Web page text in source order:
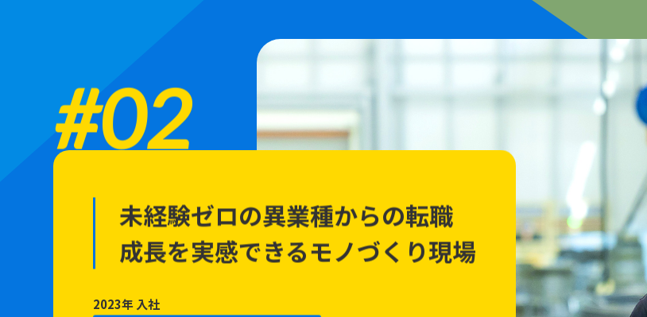
#02
未経験ゼロの異業種からの転職
成長を実感できるモノづくり現場
2023年 入社